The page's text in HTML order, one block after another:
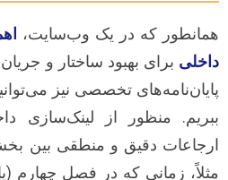
همانطور که در یک وب‌سایت،
داخلی برای بهبود ساختار و
پایان‌نامه‌های تخصصی نیز
ببریم. منظور از لینک‌سازی
ارجاعات دقیق و منطقی بین
مثلاً، زمانی که در فصل چهارم